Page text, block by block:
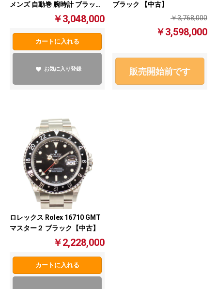
メンズ 自動巻 腕時計 ブラック
文字盤 バットマン 【中古】
￥3,048,000
カートに入れる
お気に入り登録
ブラック 【中古】
￥3,768,000
￥3,598,000
販売開始前です
ロレックス Rolex 16710 GMT
マスター２ ブラック【中古】
￥2,228,000
カートに入れる